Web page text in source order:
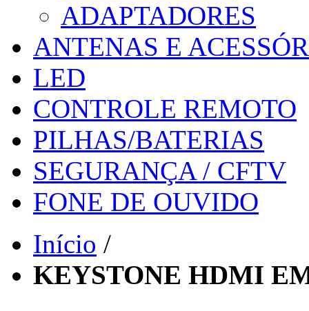
ADAPTADORES
ANTENAS E
LED
CONTROLE REMOTO
PILHAS/BATERIAS
SEGURANÇA / CFTV
FONE DE OUVIDO
Início /
KEYSTONE HDMI